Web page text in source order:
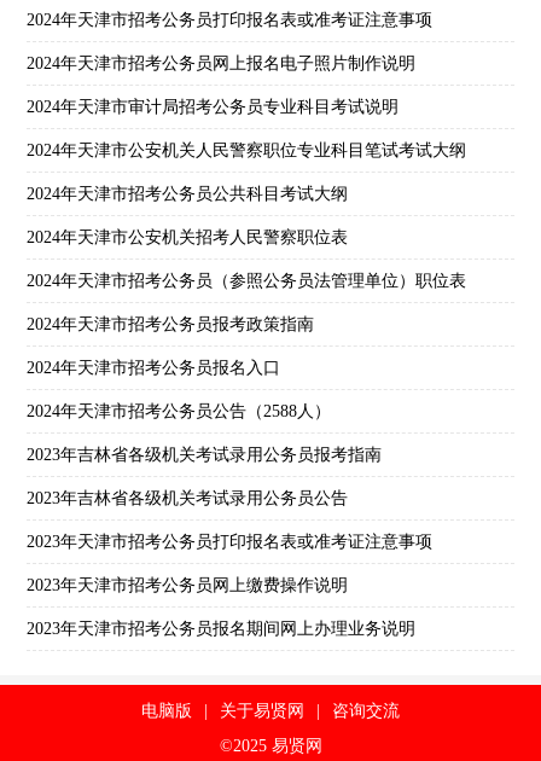
2024年天津市招考公务员打印报名表或准考证注意事项
2024年天津市招考公务员网上报名电子照片制作说明
2024年天津市审计局招考公务员专业科目考试说明
2024年天津市公安机关人民警察职位专业科目笔试考试大纲
2024年天津市招考公务员公共科目考试大纲
2024年天津市公安机关招考人民警察职位表
2024年天津市招考公务员（参照公务员法管理单位）职位表
2024年天津市招考公务员报考政策指南
2024年天津市招考公务员报名入口
2024年天津市招考公务员公告（2588人）
2023年吉林省各级机关考试录用公务员报考指南
2023年吉林省各级机关考试录用公务员公告
2023年天津市招考公务员打印报名表或准考证注意事项
2023年天津市招考公务员网上缴费操作说明
2023年天津市招考公务员报名期间网上办理业务说明
电脑版 关于易贤网
咨询交流
©2025 易贤网